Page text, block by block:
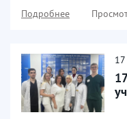
Подробнее
17